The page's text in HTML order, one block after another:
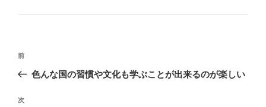
投
ナ
ビ
過
去
投
前
色んな国の習慣や文化も学ぶことが出来るのが楽しい
次
次